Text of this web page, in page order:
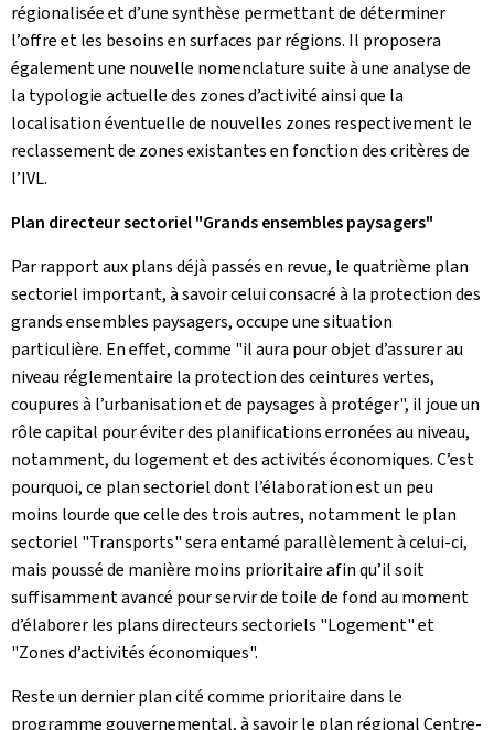
régionalisée et d’une synthèse permettant de déterminer
l’offre et les besoins en surfaces par régions. Il proposera
également une nouvelle nomenclature suite à une analyse de
la typologie actuelle des zones d’activité ainsi que la
localisation éventuelle de nouvelles zones respectivement le
reclassement de zones existantes en fonction des critères de
l’IVL.
Plan directeur sectoriel "Grands ensembles paysagers"
Par rapport aux plans déjà passés en revue, le quatrième plan
sectoriel important, à savoir celui consacré à la protection des
grands ensembles paysagers, occupe une situation
particulière. En effet, comme "il aura pour objet d’assurer au
niveau réglementaire la protection des ceintures vertes,
coupures à l’urbanisation et de paysages à protéger", il joue un
rôle capital pour éviter des planifications erronées au niveau,
notamment, du logement et des activités économiques. C’est
pourquoi, ce plan sectoriel dont l’élaboration est un peu
moins lourde que celle des trois autres, notamment le plan
sectoriel "Transports" sera entamé parallèlement à celui-ci,
mais poussé de manière moins prioritaire afin qu’il soit
suffisamment avancé pour servir de toile de fond au moment
d’élaborer les plans directeurs sectoriels "Logement" et
"Zones d’activités économiques".
Reste un dernier plan cité comme prioritaire dans le
programme gouvernemental, à savoir le plan régional Centre-